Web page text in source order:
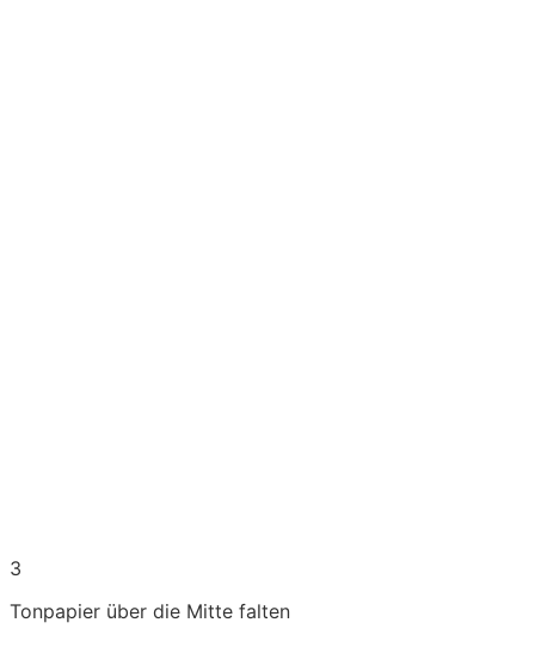
3
Tonpapier über die Mitte falten